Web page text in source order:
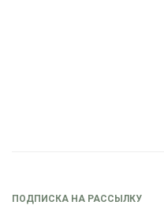
ПОДПИСКА НА РАССЫЛКУ